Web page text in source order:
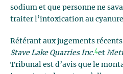
sodium et que personne ne
traiter l’intoxication au
Référant aux jugements
Stave Lake Quarries Inc.4et
Tribunal est d’avis que le